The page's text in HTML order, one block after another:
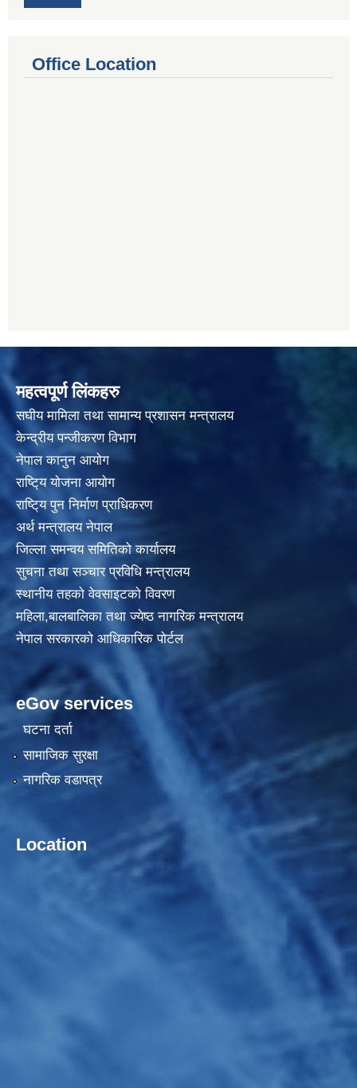
Office Location
महत्वपूर्ण लिंकहरु
स‌घीय मामिला तथा सामान्य प्रशासन मन्त्रालय
केन्द्रीय पन्जीकरण विभाग
नेपाल कानुन आयाेग
राष्टि्य याेजना आयाेग
राष्टि्य पुन निर्माण प्राधिकरण
अर्थ मन्त्रालय नेपाल
जिल्ला समन्वय समितिको कार्यालय
सुचना तथा सञ्चार प्रविधि मन्त्रालय
स्थानीय तहकाे वेवसाइटकाे विवरण
महिला,बालबालिका तथा ज्येष्ठ नागरिक मन्त्रालय
नेपाल सरकारको आधिकारिक पोर्टल
eGov services
घटना दर्ता
सामाजिक सुरक्षा
नागरिक वडापत्र
Location